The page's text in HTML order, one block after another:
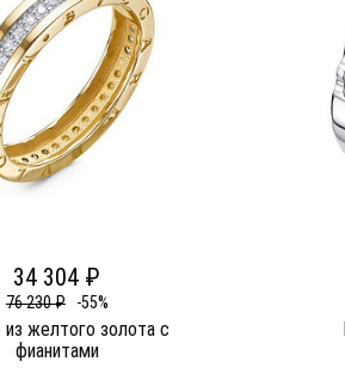
34 304 ₽
76 230 ₽ -55%
из желтого золота c
фианитами